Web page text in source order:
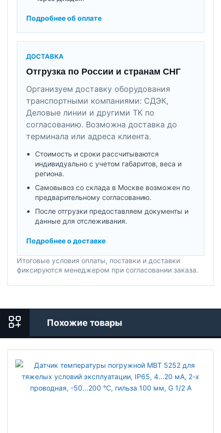
Подробнее об оплате
ДОСТАВКА
Отгрузка по России и странам СНГ
Организуем доставку оборудования
транспортными компаниями: СДЭК,
Деловые линии и другими ТК по
согласованию. Возможна доставка до
терминала или адреса клиента.
Стоимость и сроки рассчитываются
индивидуально с учетом габаритов, веса и
региона.
Самовывоз со склада в Москве возможен по
предварительному согласованию.
После отгрузки предоставляем документы и
данные для отслеживания.
Подробнее о доставке
Итоговые условия оплаты, поставки и доставки
фиксируются менеджером при согласовании заказа.
Похожие товары